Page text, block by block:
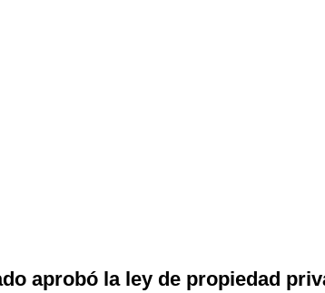
aprobó la ley de propiedad